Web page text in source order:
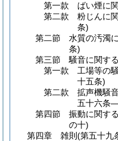
第一款
ばい煙に
第二款
粉じんに
条)
第二節
水質の汚濁
条)
第三節
騒音に関す
第一款
工場等の
十五条)
第二款
拡声機騒
五十六条
第四節
振動に関す
の十)
第四章
雑則 (第五十九